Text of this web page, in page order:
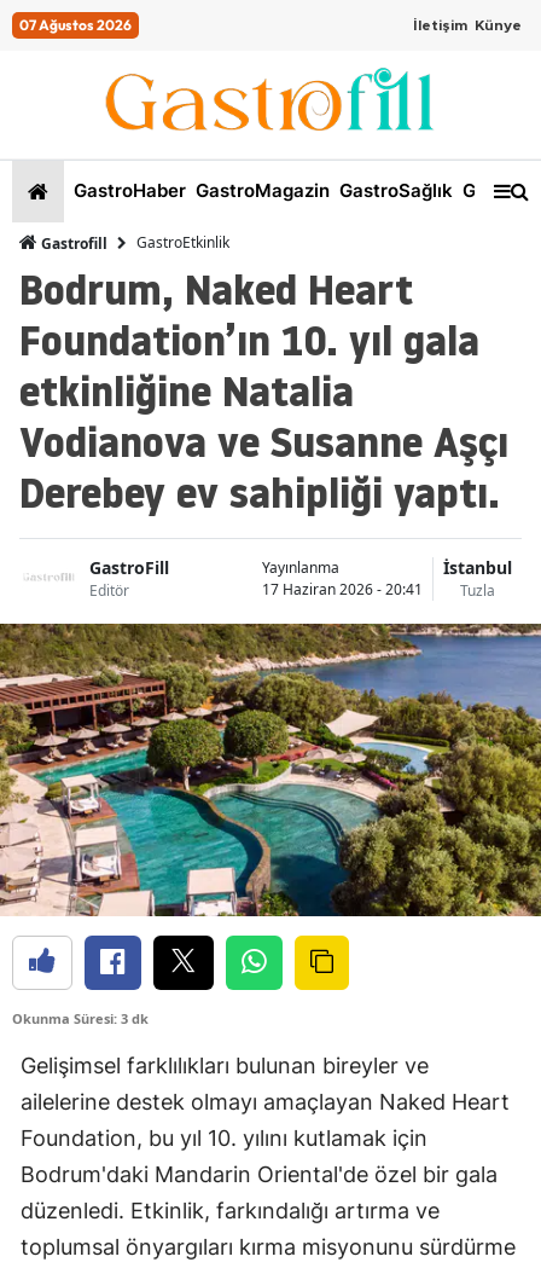
07 Ağustos 2026 İletişim Künye
GastroHaber GastroMagazin GastroSağlık
Gastrofill GastroEtkinlik
Bodrum, Naked Heart
Foundation’ın 10. yıl gala
etkinliğine Natalia
Vodianova ve Susanne Aşçı
Derebey ev sahipliği yaptı.
GastroFill
Editör
Yayınlanma
17 Haziran 2026 - 20:41
İstanbul
Tuzla
Okunma Süresi: 3 dk
Gelişimsel farklılıkları bulunan bireyler ve
ailelerine destek olmayı amaçlayan Naked Heart
Foundation, bu yıl 10. yılını kutlamak için
Bodrum'daki Mandarin Oriental'de özel bir gala
düzenledi. Etkinlik, farkındalığı artırma ve
toplumsal önyargıları kırma misyonunu sürdürme